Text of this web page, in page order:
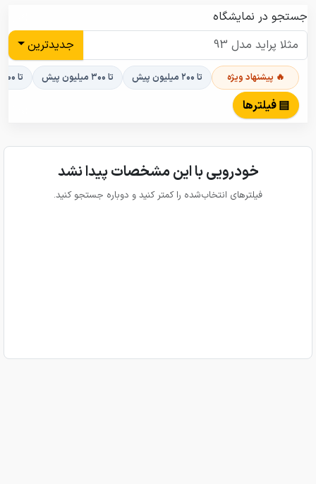
جستجو در نمایشگاه
جدیدترین
🔥 پیشنهاد ویژه تا ۲۰۰ میلیون پیش تا ۳۰۰ میلیون پیش تا ۴۰۰ میلیون پیش
▤ فیلترها
خودرویی با این مشخصات پیدا نشد
فیلترهای انتخاب‌شده را کمتر کنید و دوباره جستجو کنید.